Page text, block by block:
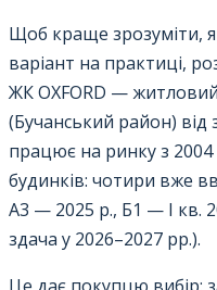
Щоб краще зрозуміти,
варіант на практиці,
ЖК OXFORD —
(Бучанський район)
працює на ринку з
будинків: чотири вже
А3 — 2025 р., Б1 — I кв.
здача у 2026–2027 рр.).